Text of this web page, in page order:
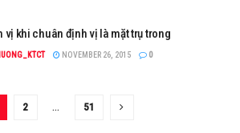
vị khi chuân định vị là mặt trụ trong
NOVEMBER 26, 2015 0
2 … 51